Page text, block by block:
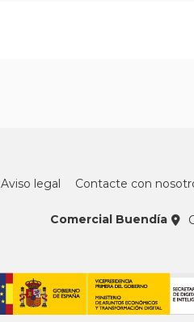
Aviso legal Contacte con
Comercial Buendía